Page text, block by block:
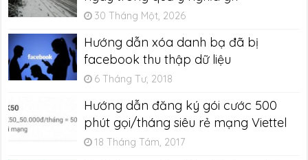
30 Tháng Một, 2026
Hướng dẫn xóa danh bạ đã bị
facebook thu thập dữ liệu
6 Tháng Tư, 2018
Hướng dẫn đăng ký gói cước 500
phút gọi/tháng siêu rẻ mạng Viettel
18 Tháng Tám, 2017